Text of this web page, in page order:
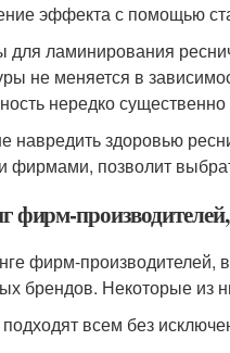
эффекта с помощью
для ламинирования
не меняется в
нередко существенно
навредить здоровью
фирмами, позволит
фирм-
фирм-
брендов. Некоторые из
всем без